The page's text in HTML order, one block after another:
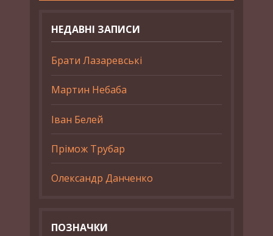
НЕДАВНІ ЗАПИСИ
Брати Лазаревські
Мартин Небаба
Іван Белей
Прімож Трубар
Олександр Данченко
ПОЗНАЧКИ